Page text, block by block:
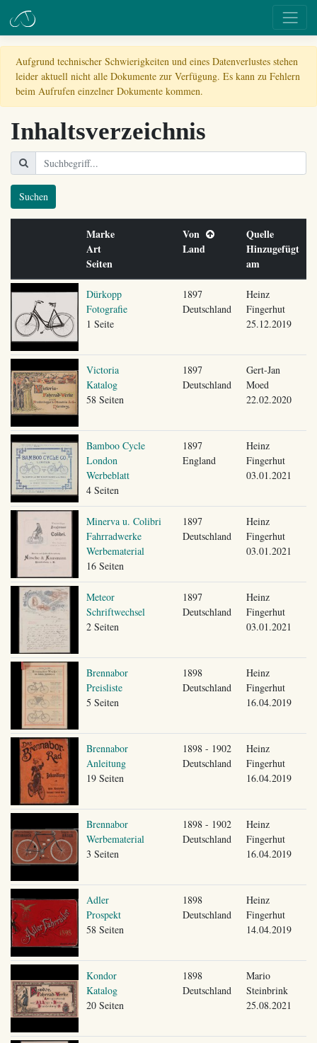
Aufgrund technischer Schwierigkeiten und eines Datenverlustes stehen
leider aktuell nicht alle Dokumente zur Verfügung. Es kann zu Fehlern
beim Aufrufen einzelner Dokumente kommen.
Inhaltsverzeichnis
Suchen
Marke
Art
Seiten
Von
Land
Quelle
Hinzugefügt
am
Dürkopp
Fotografie
1 Seite
1897
Deutschland
Heinz
Fingerhut
25.12.2019
Victoria
Katalog
58 Seiten
1897
Deutschland
Gert-Jan
Moed
22.02.2020
Bamboo Cycle
London
Werbeblatt
4 Seiten
1897
England
Heinz
Fingerhut
03.01.2021
Minerva u. Colibri
Fahrradwerke
Werbematerial
16 Seiten
1897
Deutschland
Heinz
Fingerhut
03.01.2021
Meteor
Schriftwechsel
2 Seiten
1897
Deutschland
Heinz
Fingerhut
03.01.2021
Brennabor
Preisliste
5 Seiten
1898
Deutschland
Heinz
Fingerhut
16.04.2019
Brennabor
Anleitung
19 Seiten
1898 - 1902
Deutschland
Heinz
Fingerhut
16.04.2019
Brennabor
Werbematerial
3 Seiten
1898 - 1902
Deutschland
Heinz
Fingerhut
16.04.2019
Adler
Prospekt
58 Seiten
1898
Deutschland
Heinz
Fingerhut
14.04.2019
Kondor
Katalog
20 Seiten
1898
Deutschland
Mario
Steinbrink
25.08.2021